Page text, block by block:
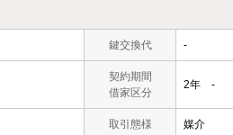
鍵交換代 -
契約期間
借家区分
2年 -
取引態様 媒介